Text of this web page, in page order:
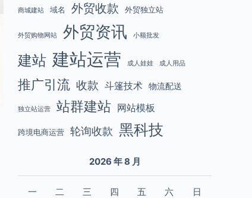
商城建站 域名 外贸收款 外贸独立站
外贸购物网站 外贸资讯 小额批发
建站 建站运营 成人娃娃 成人用品
推广引流 收款 斗篷技术 物流配送
独立站运营 站群建站 网站模板
跨境电商运营 轮询收款 黑科技
2026 年 8 月
一 二 三 四 五 六 日